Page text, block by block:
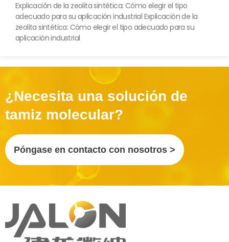
Explicación de la zeolita sintética: Cómo elegir el tipo
adecuado para su aplicación industrial Explicación de la
zeolita sintética: Cómo elegir el tipo adecuado para su
aplicación industrial
¿Necesita una solución de
tamiz molecular?
Póngase en contacto con nosotros >